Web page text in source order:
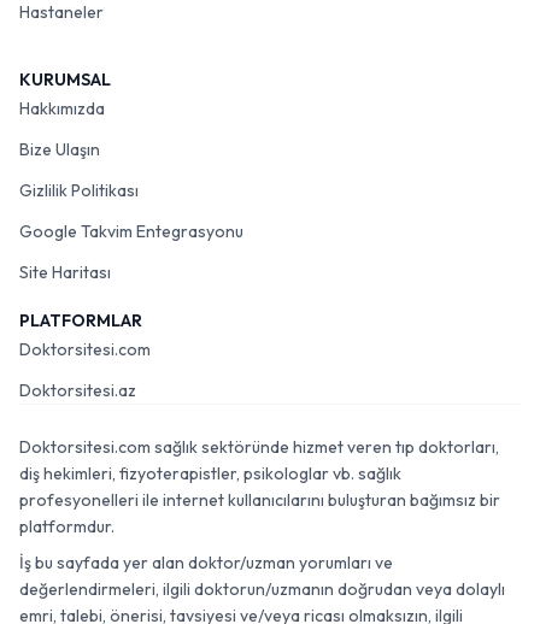
Hastaneler
KURUMSAL
Hakkımızda
Bize Ulaşın
Gizlilik Politikası
Google Takvim Entegrasyonu
Site Haritası
PLATFORMLAR
Doktorsitesi.com
Doktorsitesi.az
Doktorsitesi.com sağlık sektöründe hizmet veren tıp doktorları,
diş hekimleri, fizyoterapistler, psikologlar vb. sağlık
profesyonelleri ile internet kullanıcılarını buluşturan bağımsız bir
platformdur.
İş bu sayfada yer alan doktor/uzman yorumları ve
değerlendirmeleri, ilgili doktorun/uzmanın doğrudan veya dolaylı
emri, talebi, önerisi, tavsiyesi ve/veya ricası olmaksızın, ilgili